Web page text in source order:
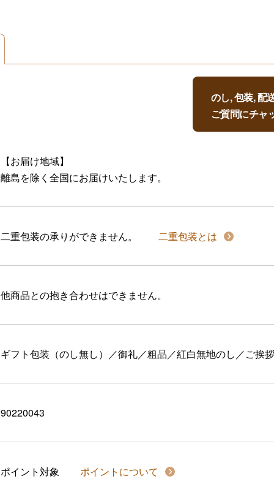
のし, 包装, 配
ご質問にチャ
【お届け地域】
離島を除く全国にお届けいたします。
二重包装の承りができません。 二重包装とは
他商品との抱き合わせはできません。
ギフト包装（のし無し）／御礼／粗品／紅白無地のし／ご挨
90220043
ポイント対象 ポイントについて